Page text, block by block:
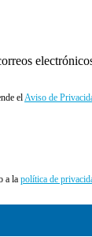
elAviso de
a la política de